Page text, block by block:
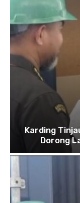
Karding
Dorong